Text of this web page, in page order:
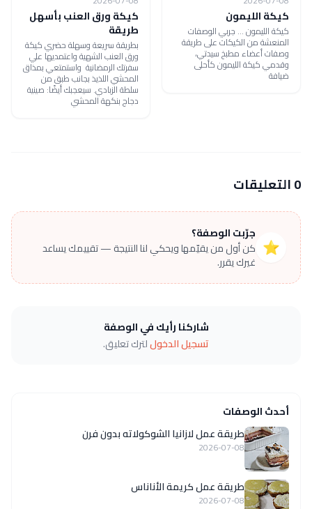
كيكة الليمون
كيكة الليمون ... جربي الوصفات
المنعشة من الكيكات على طريقة
وصفات أعضاء مطبخ سيدتي،
وقدمي كيكة الليمون كأحلى
ضيافة
كيكة ورق العنب بأسهل
طريقة
بطريقة سريعة وسهلة حضري كيكة
ورق العنب الشهية واعتمديها علي
سفرتك الرمضانية واستمتعي بمذاق
المحشي اللذيذ بجانب طبق من
سلطة الزبادي. سيعجبك أيضًا: صينية
دجاج بنكهة المحشي
0 التعليقات
⭐
جرّبت الوصفة؟
كن أول من يقيّمها ويحكي لنا النتيجة — تقييمك يساعد
غيرك يقرر.
شاركنا رأيك في الوصفة
تسجيل الدخوللترك تعليق.
أحدث الوصفات
طريقة عمل لازانيا الشوكولاته بدون فرن
2026-07-08
طريقة عمل كريمة الأناناس
2026-07-08